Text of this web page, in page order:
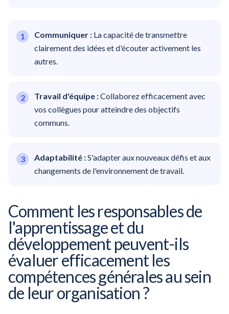
Communiquer : La capacité de transmettre
clairement des idées et d'écouter activement les
autres.
Travail d'équipe :Collaborez efficacement avec
vos collègues pour atteindre des objectifs
communs.
Adaptabilité :S'adapter aux nouveaux défis et aux
changements de l'environnement de travail.
Comment les responsables de
l'apprentissage et du
développement peuvent-ils
évaluer efficacement les
compétences générales au sein
de leur organisation ?